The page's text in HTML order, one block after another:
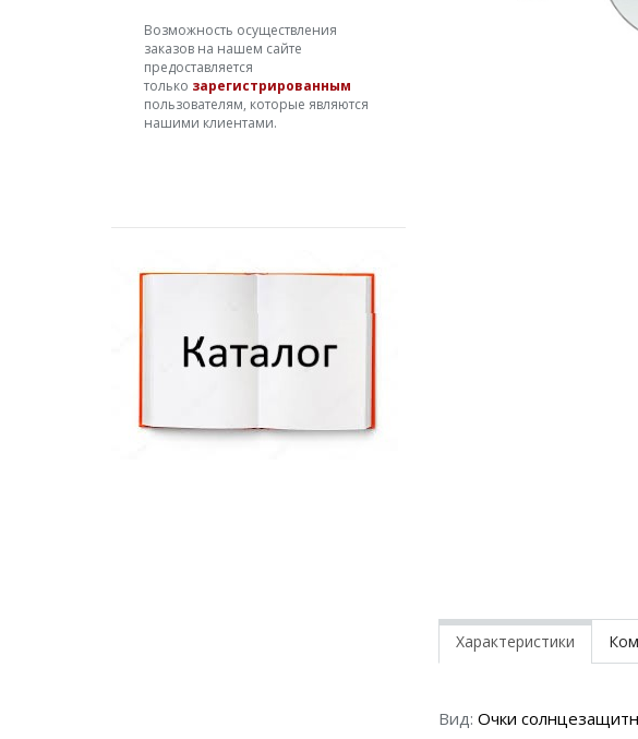
Характеристики
Вид: Очки
Возможность осуществления
заказов на нашем сайте
предоставляется
только зарегистрированным
пользователям, которые являются
нашими клиентами.